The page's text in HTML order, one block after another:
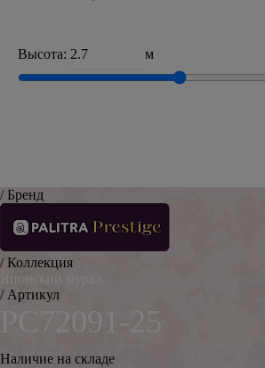
Высота: м
/ Бренд
/ Коллекция
Японский мурал
/ Артикул
PC72091-25
Наличие на складе